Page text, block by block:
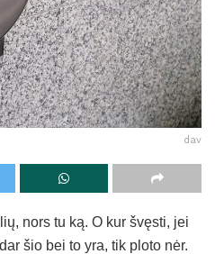
dav
nors tu ką. O kur švęsti, jei
šio bei to yra, tik ploto nėr.